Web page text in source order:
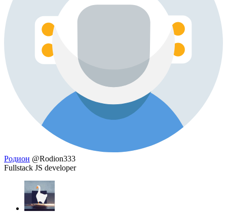
Родион @Rodion333
Fullstack JS developer